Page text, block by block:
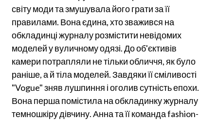
світу моди та змушувала його грати за її
правилами. Вона єдина, хто зважився на
обкладинці журналу розмістити невідомих
моделей у вуличному одязі. До об'єктивів
камери потрапляли не тільки обличчя, як було
раніше, а й тіла моделей. Завдяки її сміливості
"Vogue" зняв лушпиння і оголив сутність епохи.
Вона перша помістила на обкладинку журналу
темношкіру дівчину. Анна та її команда fashion-